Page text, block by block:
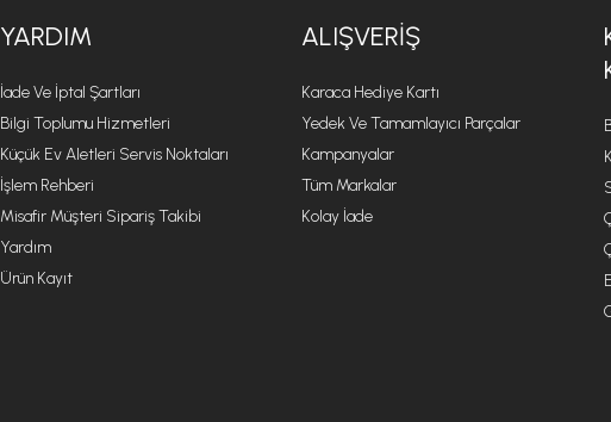
YARDIM
İade Ve İptal Şartları
Bilgi Toplumu Hizmetleri
Küçük Ev Aletleri Servis Noktaları
İşlem Rehberi
Misafir Müşteri Sipariş Takibi
Yardım
Ürün Kayıt
ALIŞVERIŞ
Karaca Hediye Kartı
Yedek Ve Tamamlayıcı Parçalar
Kampanyalar
Tüm Markalar
Kolay İade